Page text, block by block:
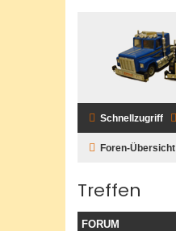
Schnellzugriff
Foren-Übersicht
Treffen
FORUM